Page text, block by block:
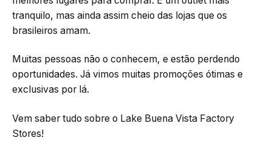
tranquilo, mas ainda assim cheio das lojas que os
brasileiros amam.
Muitas pessoas não o conhecem, e estão perdendo
oportunidades. Já vimos muitas promoções ótimas e
exclusivas por lá.
Vem saber tudo sobre o Lake Buena Vista Factory
Stores!